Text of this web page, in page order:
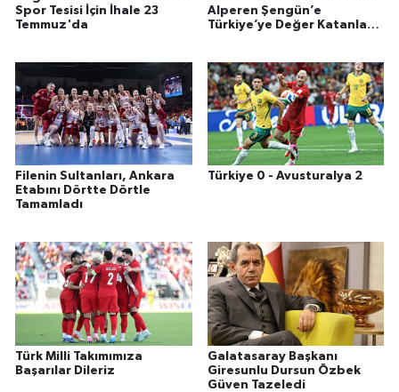
Spor Tesisi İçin İhale 23
Temmuz'da
Alperen Şengün’e
Türkiye’ye Değer Katanlar
Filenin Sultanları, Ankara
Etabını Dörtte Dörtle
Tamamladı
Türkiye 0 - Avusturalya 2
Türk Milli Takımımıza
Başarılar Dileriz
Galatasaray Başkanı
Giresunlu Dursun Özbek
Güven Tazeledi